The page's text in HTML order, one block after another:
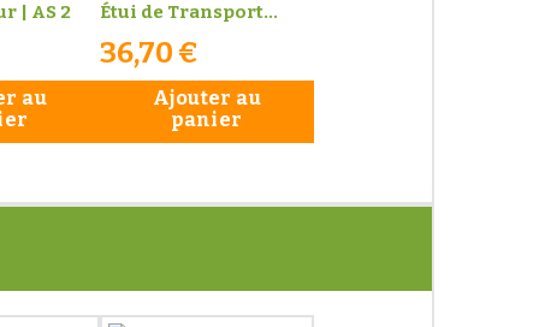
| AS 2
au
Étui de Transport...
36,70 €
Ajouter au
panier